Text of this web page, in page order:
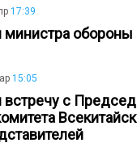
17:39
министра
15:05
встречу с